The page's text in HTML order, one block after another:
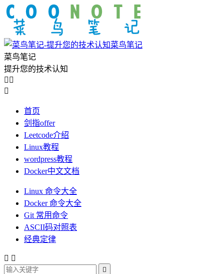
菜鸟笔记
菜鸟笔记
提升您的技术认知
 

首页
剑指offer
Leetcode介绍
Linux教程
wordpress教程
Docker中文文档
Linux 命令大全
Docker 命令大全
Git 常用命令
ASCII码对照表
经典定律
 
